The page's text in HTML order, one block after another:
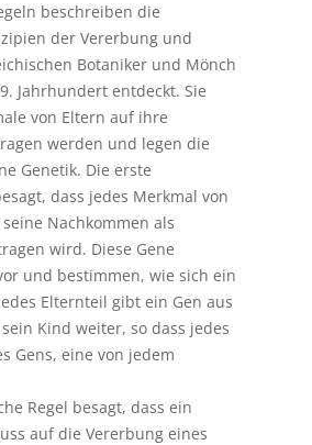
beschreiben die
der Vererbung und
Botaniker und Mönch
Jahrhundert entdeckt. Sie
von Eltern auf ihre
werden und legen die
Genetik. Die erste
dass jedes Merkmal von
Nachkommen als
wird. Diese Gene
und bestimmen, wie sich ein
Elternteil gibt ein Gen aus
Kind weiter, so dass jedes
Gens, eine von jedem
Regel besagt, dass ein
auf die Vererbung eines